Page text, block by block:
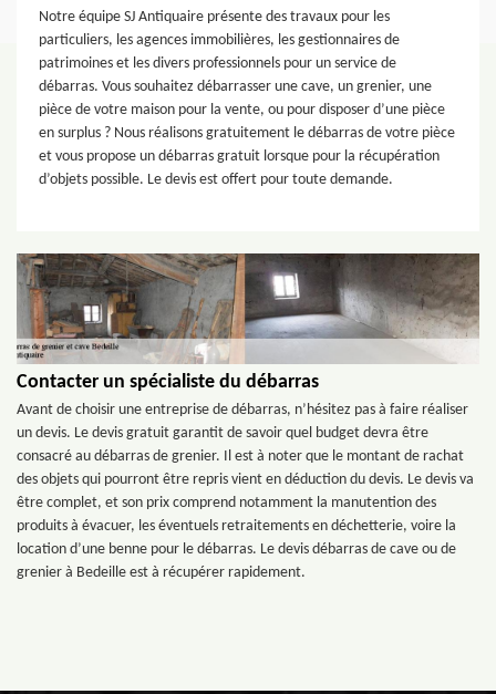
Notre équipe SJ Antiquaire présente des travaux pour les
particuliers, les agences immobilières, les gestionnaires de
patrimoines et les divers professionnels pour un service de
débarras. Vous souhaitez débarrasser une cave, un grenier, une
pièce de votre maison pour la vente, ou pour disposer d’une pièce
en surplus ? Nous réalisons gratuitement le débarras de votre pièce
et vous propose un débarras gratuit lorsque pour la récupération
d’objets possible. Le devis est offert pour toute demande.
Contacter un spécialiste du débarras
Avant de choisir une entreprise de débarras, n’hésitez pas à faire réaliser
un devis. Le devis gratuit garantit de savoir quel budget devra être
consacré au débarras de grenier. Il est à noter que le montant de rachat
des objets qui pourront être repris vient en déduction du devis. Le devis va
être complet, et son prix comprend notamment la manutention des
produits à évacuer, les éventuels retraitements en déchetterie, voire la
location d’une benne pour le débarras. Le devis débarras de cave ou de
grenier à Bedeille est à récupérer rapidement.